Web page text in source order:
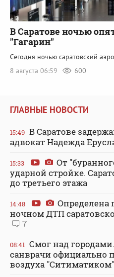
В Саратове ночью
"Гагарин"
Сегодня ночью саратовский
8 августа 06:59
600
ГЛАВНЫЕ НОВОСТИ
15:49 В Саратове
адвокат Надежда
15:33
От
ударной стройке.
до третьего этажа
14:48
Определена
ночном ДТП
7
08:41 Смог над
санврачи официально
воздуха "Ситиматиком"